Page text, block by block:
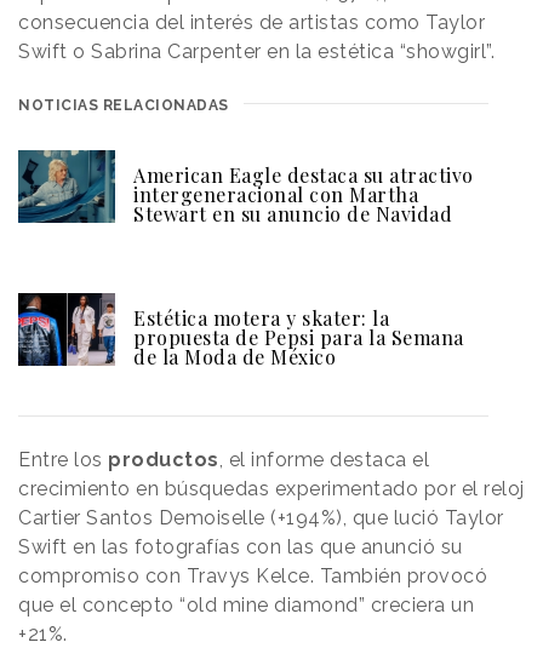
consecuencia del interés de artistas como Taylor
Swift o Sabrina Carpenter en la estética “showgirl”.
NOTICIAS RELACIONADAS
American Eagle destaca su atractivo
intergeneracional con Martha
Stewart en su anuncio de Navidad
Estética motera y skater: la
propuesta de Pepsi para la Semana
de la Moda de México
Entre los productos, el informe destaca el
crecimiento en búsquedas experimentado por el reloj
Cartier Santos Demoiselle (+194%), que lució Taylor
Swift en las fotografías con las que anunció su
compromiso con Travys Kelce. También provocó
que el concepto “old mine diamond” creciera un
+21%.